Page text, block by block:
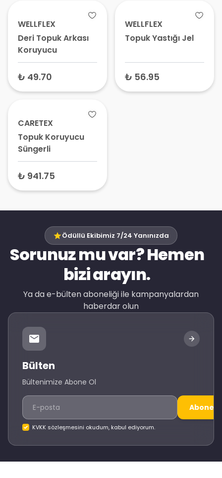
WELLFLEX
Deri Topuk Arkası
Koruyucu
₺ 49.70
WELLFLEX
Topuk Yastığı Jel
₺ 56.95
CARETEX
Topuk Koruyucu
Süngerli
₺ 941.75
Ödüllü Ekibimiz 7/24 Yanınızda
Sorunuz mu var? Hemen
bizi arayın.
Ya da e-bülten aboneliği ile kampanyalardan
haberdar olun
Bülten
Bültenimize Abone Ol
Abone
KVKK sözleşmesini okudum, kabul ediyorum.